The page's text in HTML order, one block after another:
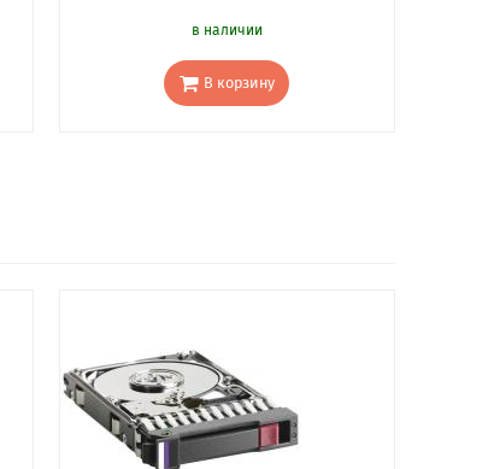
в наличии
В корзину